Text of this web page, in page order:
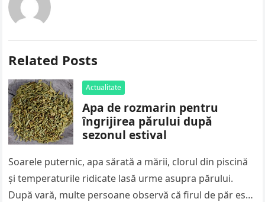
Related Posts
Actualitate
Apa de rozmarin pentru
îngrijirea părului după
sezonul estival
Soarele puternic, apa sărată a mării, clorul din piscină
și temperaturile ridicate lasă urme asupra părului.
După vară, multe persoane observă că firul de păr este